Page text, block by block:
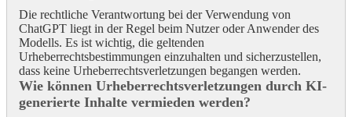
Die rechtliche Verantwortung bei der Verwendung von
ChatGPT liegt in der Regel beim Nutzer oder Anwender des
Modells. Es ist wichtig, die geltenden
Urheberrechtsbestimmungen einzuhalten und sicherzustellen,
dass keine Urheberrechtsverletzungen begangen werden.
Wie können Urheberrechtsverletzungen durch KI-
generierte Inhalte vermieden werden?